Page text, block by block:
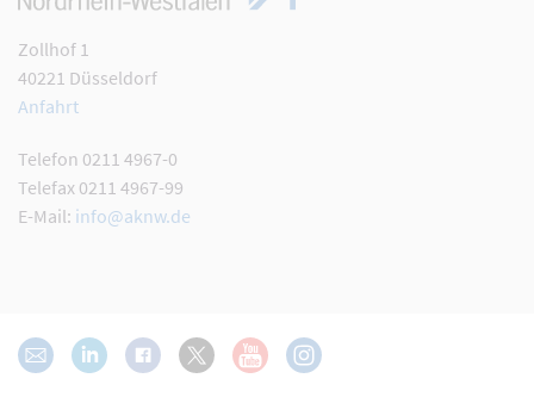
Zollhof 1
40221 Düsseldorf
Anfahrt
Telefon 0211 4967-0
Telefax 0211 4967-99
E-Mail: info@aknw.de